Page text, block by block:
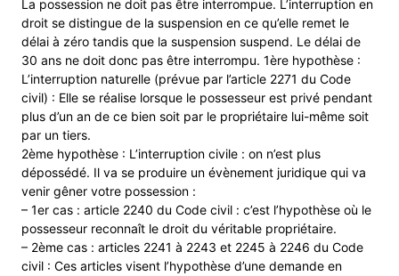
La possession ne doit pas être interrompue. L’interruption en
droit se distingue de la suspension en ce qu’elle remet le
délai à zéro tandis que la suspension suspend. Le délai de
30 ans ne doit donc pas être interrompu. 1ère hypothèse :
L’interruption naturelle (prévue par l’article 2271 du Code
civil) : Elle se réalise lorsque le possesseur est privé pendant
plus d’un an de ce bien soit par le propriétaire lui-même soit
par un tiers.
2ème hypothèse : L’interruption civile : on n’est plus
dépossédé. Il va se produire un évènement juridique qui va
venir gêner votre possession :
– 1er cas : article 2240 du Code civil : c’est l’hypothèse où le
possesseur reconnaît le droit du véritable propriétaire.
– 2ème cas : articles 2241 à 2243 et 2245 à 2246 du Code
civil : Ces articles visent l’hypothèse d’une demande en